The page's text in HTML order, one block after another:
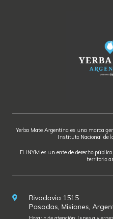
Yerba Mate Argentina es una marca
Instituto Nacional de
El INYM es un ente de derecho
territorio
Rivadavia 1515
Posadas, Misiones,